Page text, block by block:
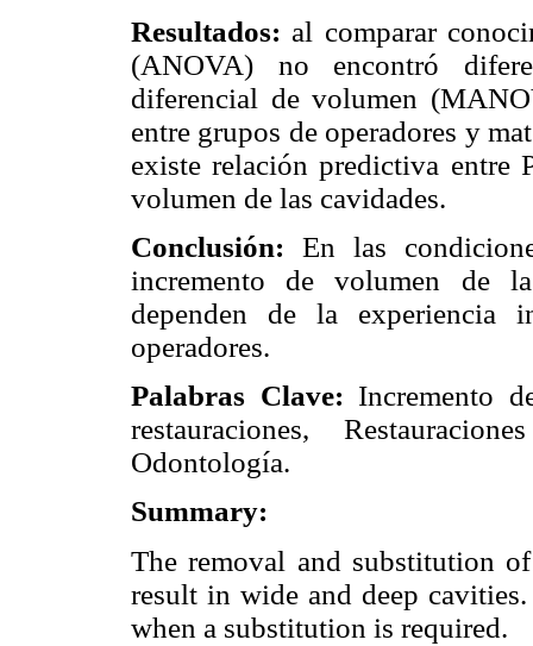
Resultados: al comparar
(ANOVA) no encontró
diferencial de volumen
entre grupos de operadores y
existe relación predictiva entre
volumen de las cavidades.
Conclusión: En las
incremento de volumen de
dependen de la experiencia
operadores.
Palabras Clave: Incremento
restauraciones,
Odontología.
Summary:
The removal and substitution
result in wide and deep
when a substitution is required.